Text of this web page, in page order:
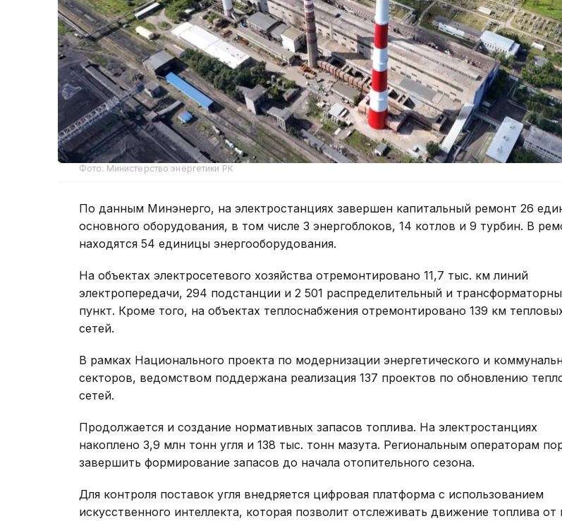
Фото: Министерство энергетики РК
По данным Минэнерго, на электростанциях завершен капитальный ремонт 26
основного оборудования, в том числе 3 энергоблоков, 14 котлов и 9 турбин. В
находятся 54 единицы энергооборудования.
На объектах электросетевого хозяйства отремонтировано 11,7 тыс. км линий
электропередачи, 294 подстанции и 2 501 распределительный и
пункт. Кроме того, на объектах теплоснабжения отремонтировано 139 км
сетей.
В рамках Национального проекта по модернизации энергетического и
секторов, ведомством поддержана реализация 137 проектов по обновлению
сетей.
Продолжается и создание нормативных запасов топлива. На электростанциях
накоплено 3,9 млн тонн угля и 138 тыс. тонн мазута. Региональным операторам
завершить формирование запасов до начала отопительного сезона.
Для контроля поставок угля внедряется цифровая платформа с использованием
искусственного интеллекта, которая позволит отслеживать движение топлива от